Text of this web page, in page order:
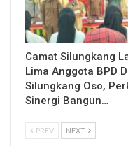
Camat Silungkang
Lima Anggota BPD
Silungkang Oso,
Sinergi Bangun…
PREV NEXT